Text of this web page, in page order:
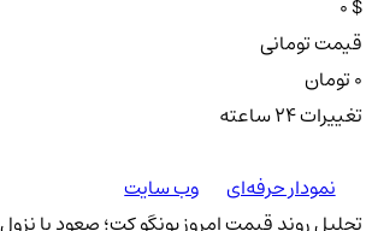
0 $
قیمت تومانی
تغییرات ۲۴ ساعته
نمودار حرفه‌ای
وب سایت
تحلیل روند قیمت امروز بونگو کت؛ صعود یا نزول؟